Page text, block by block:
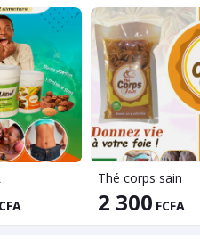
Thé corps sain
2 300 FCFA